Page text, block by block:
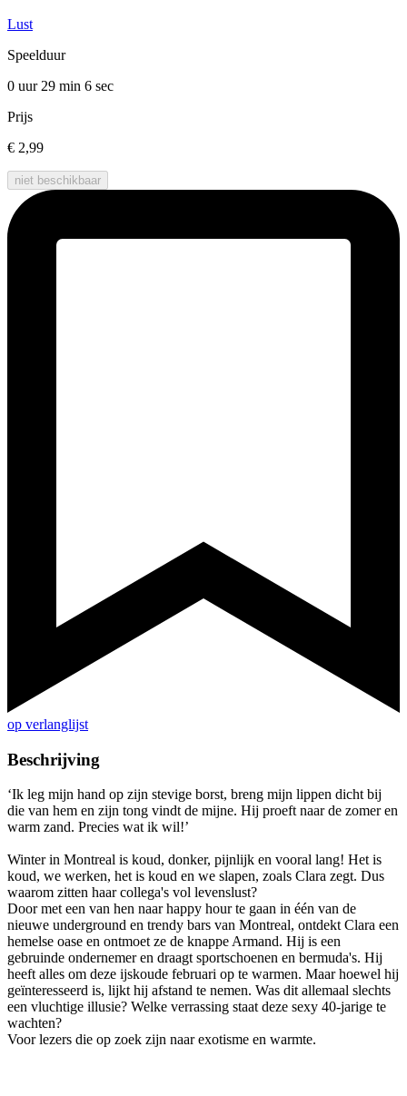
Lust
Speelduur
0 uur 29 min 6 sec
Prijs
€ 2,99
niet beschikbaar
op verlanglijst
Beschrijving
‘Ik leg mijn hand op zijn stevige borst, breng mijn lippen dicht bij
die van hem en zijn tong vindt de mijne. Hij proeft naar de zomer en
warm zand. Precies wat ik wil!’
Winter in Montreal is koud, donker, pijnlijk en vooral lang! Het is
koud, we werken, het is koud en we slapen, zoals Clara zegt. Dus
waarom zitten haar collega's vol levenslust?
Door met een van hen naar happy hour te gaan in één van de
nieuwe underground en trendy bars van Montreal, ontdekt Clara een
hemelse oase en ontmoet ze de knappe Armand. Hij is een
gebruinde ondernemer en draagt sportschoenen en bermuda's. Hij
heeft alles om deze ijskoude februari op te warmen. Maar hoewel hij
geïnteresseerd is, lijkt hij afstand te nemen. Was dit allemaal slechts
een vluchtige illusie? Welke verrassing staat deze sexy 40-jarige te
wachten?
Voor lezers die op zoek zijn naar exotisme en warmte.